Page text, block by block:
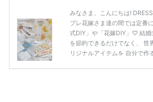
みなさま、こんにちは!
プレ花嫁さま達の間では定番
式DIY」や「花嫁DIY」♡ 結婚
を節約できるだけでなく、 世
リジナルアイテムを 自分で作